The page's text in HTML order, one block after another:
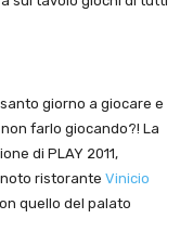
giorno a giocare e
farlo giocando?! La
di PLAY 2011,
ristorante Vinicio
quello del palato